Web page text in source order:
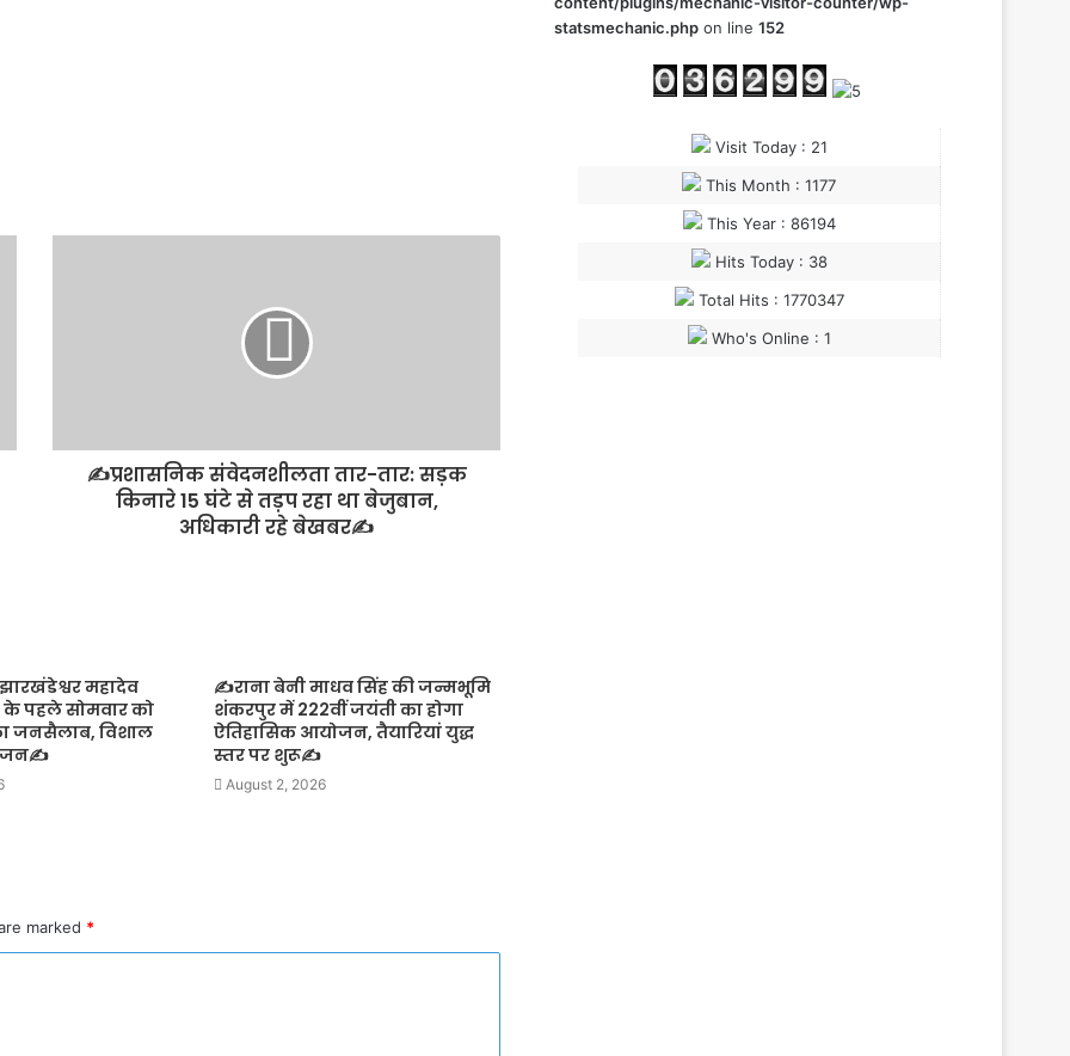
✍️प्रशासनिक संवेदनशीलता तार-तार: सड़क
किनारे 15 घंटे से तड़प रहा था बेजुबान,
अधिकारी रहे बेखबर✍️
महादेव
पहले सोमवार को
जनसैलाब, विशाल
✍️राना बेनी माधव सिंह की जन्मभूमि
शंकरपुर में 222वीं जयंती का होगा
ऐतिहासिक आयोजन, तैयारियां युद्ध
स्तर पर शुरू✍️
August 2, 2026
marked *
statsmechanic.php on line152
Visit Today : 21
This Month : 1177
This Year : 86194
Hits Today : 38
Total Hits : 1770347
Who's Online : 1